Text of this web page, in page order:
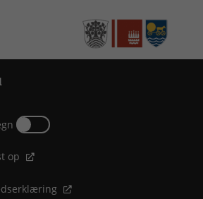
Tænd eller sluk for Adgang med tegn
op